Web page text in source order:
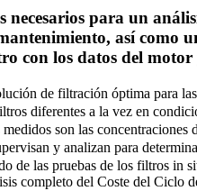
necesarios para un
así como
con los datos del motor
de filtración óptima para
diferentes a la vez en
son las
y analizan para
de las pruebas de los filtros in
completo del Coste del Ciclo